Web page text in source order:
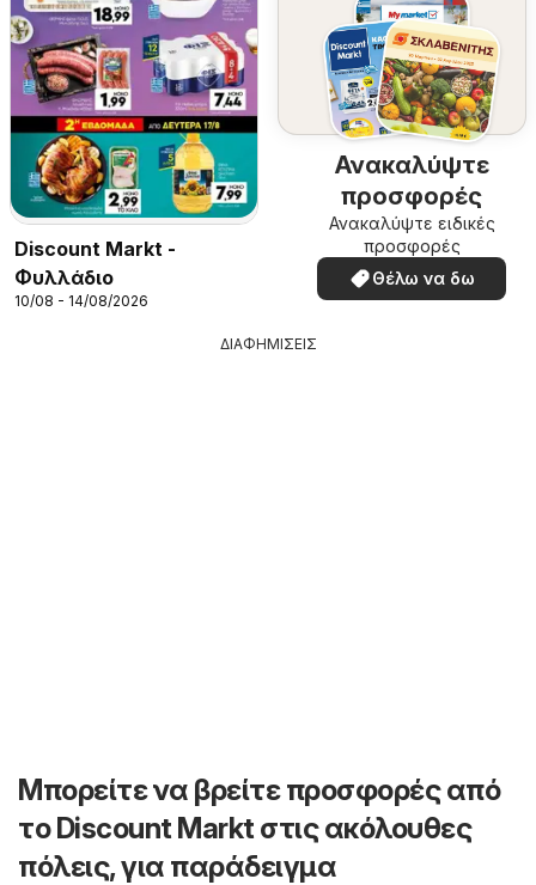
Discount Markt -
Φυλλάδιο
10/08 - 14/08/2026
Ανακαλύψτε
προσφορές
Ανακαλύψτε ειδικές
προσφορές
Θέλω να δω
ΔΙΑΦΗΜΙΣΕΙΣ
Μπορείτε να βρείτε προσφορές από
το Discount Markt στις ακόλουθες
πόλεις, για παράδειγμα